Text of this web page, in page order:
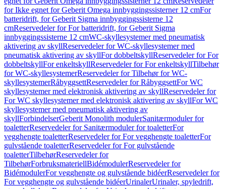
for Ikke egnet for Geberit Omega innbyggingssisterner 12 cmFor
batteridrift, for Geberit Sigma innbyggingssisterne 12
cmReservedeler for For batteridrift, for Geberit Sigma
innbyggingssisterne 12 cmWC-skyllesystemer med pneumatisk
aktivering av skyllReservedeler for WC-skyllesystemer med
pneumatisk aktivering av skyllFor dobbeltskyllReservedeler for For
dobbeltskyllFor enkeltskyllReservedeler for For enkeltskyllTilbehør
for WC-skyllesystemerReservedeler for Tilbehør for WC-
skyllesystemerRåbyggsettReservedeler for RåbyggsettFor WC
skyllesystemer med elektronisk aktivering av skyllReservedeler for
For WC skyllesystemer med elektronisk aktivering av skyllFor WC
skyllesystemer med pneumatisk aktivering av
skyllForbindelserGeberit Monolith modulerSanitærmoduler for
toaletterReservedeler for Sanitærmoduler for toaletterFor
vegghengte toaletterReservedeler for For vegghengte toaletterFor
gulvstående toaletterReservedeler for For gulvstående
toaletterTilbehørReservedeler for
TilbehørForbruksmateriellBidémodulerReservedeler for
BidémodulerFor vegghengte og gulvstående bidéerReservedeler for
For vegghengte og gulvstående bidéerUrinalerUrinaler, spyledrift,